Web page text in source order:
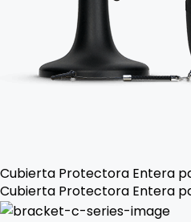
Cubierta Protectora Entera
Cubierta Protectora Entera